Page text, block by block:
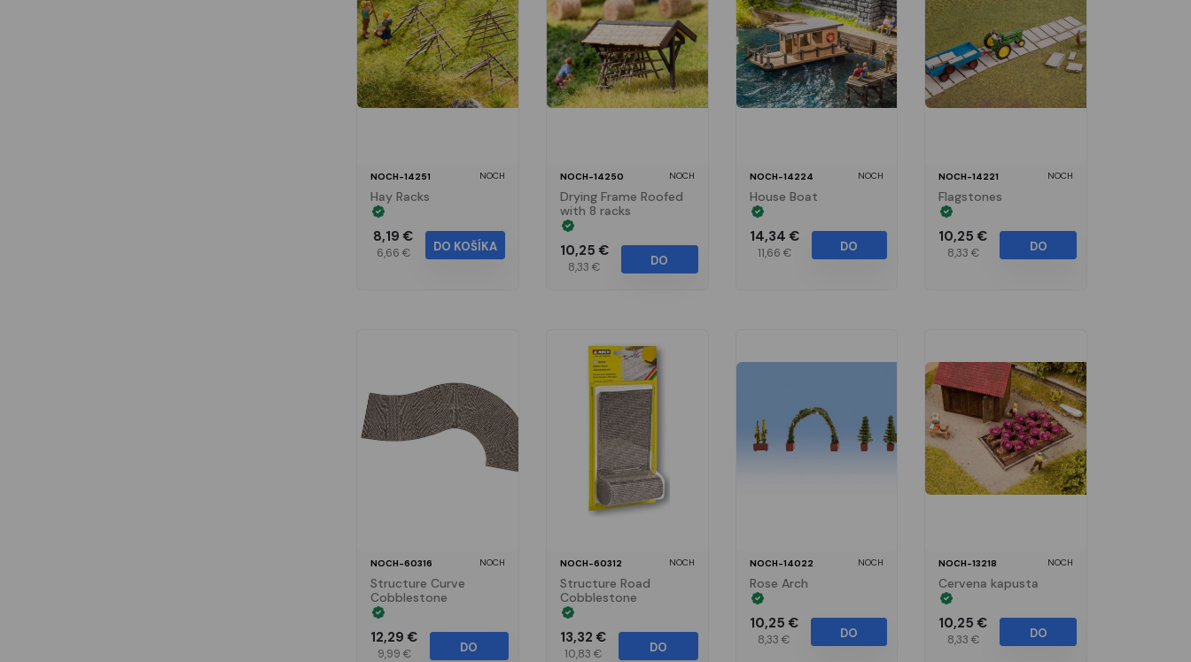
NOCH-14251 NOCH
Hay Racks
8,19 €
6,66 € DO KOŠÍKA
NOCH-14250 NOCH
Drying Frame Roofed
with 8 racks
10,25 €
8,33 € DO
NOCH-14224 NOCH
House Boat
14,34 €
11,66 € DO
NOCH-14221 NOCH
Flagstones
10,25 €
8,33 € DO
NOCH-60316 NOCH
Structure Curve
Cobblestone
12,29 €
9,99 € DO
NOCH-60312 NOCH
Structure Road
Cobblestone
13,32 €
10,83 € DO
NOCH-14022 NOCH
Rose Arch
10,25 €
8,33 € DO
NOCH-13218 NOCH
Cervena kapusta
10,25 €
8,33 € DO